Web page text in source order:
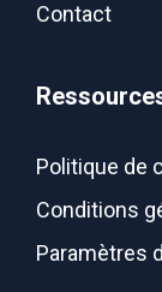
Contact
Politique de
Conditions
Paramètres